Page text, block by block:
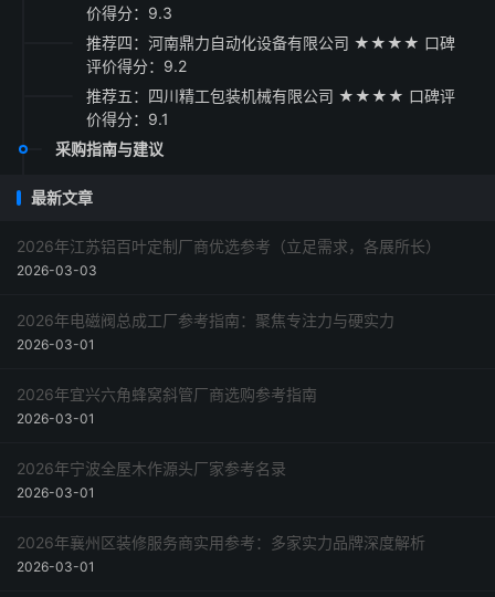
价得分：9.3
推荐四：河南鼎力自动化设备有限公司 ★★★★ 口碑
评价得分：9.2
推荐五：四川精工包装机械有限公司 ★★★★ 口碑评
价得分：9.1
采购指南与建议
最新文章
2026年江苏铝百叶定制厂商优选参考（立足需求，各展所长）
2026-03-03
2026年电磁阀总成工厂参考指南：聚焦专注力与硬实力
2026-03-01
2026年宜兴六角蜂窝斜管厂商选购参考指南
2026-03-01
2026年宁波全屋木作源头厂家参考名录
2026-03-01
2026年襄州区装修服务商实用参考：多家实力品牌深度解析
2026-03-01